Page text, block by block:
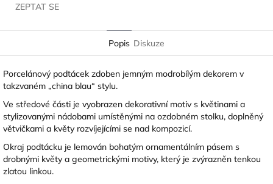
ZEPTAT SE
Popis Diskuze
Porcelánový podtácek zdoben jemným modrobílým dekorem v
takzvaném „china blau“ stylu.
Ve středové části je vyobrazen dekorativní motiv s květinami a
stylizovanými nádobami umístěnými na ozdobném stolku, doplněný
větvičkami a květy rozvíjejícími se nad kompozicí.
Okraj podtácku je lemován bohatým ornamentálním pásem s
drobnými květy a geometrickými motivy, který je zvýrazněn tenkou
zlatou linkou.